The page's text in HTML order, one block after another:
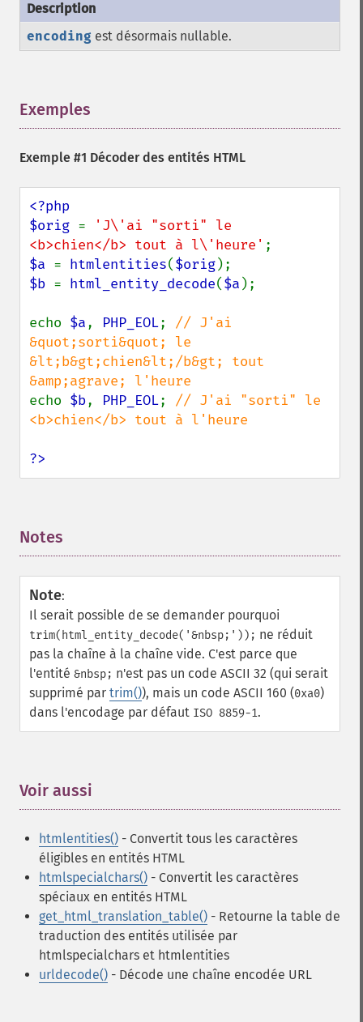
encoding est désormais nullable.
Exemples
Exemple #1 Décoder des entités HTML
<?php
$orig =
'J\'ai "sorti" le
<b>chien</b> tout à l\'heure'
$a = htmlentities($orig
$b = html_entity_decode($a );
echo $a, PHP_EOL; // J'ai
&quot;sorti&quot; le
&lt;b&gt;chien&lt;/b&gt; tout
echo $b, PHP_EOL; // J'ai "sorti" le
<b>chien</b> tout à l'heure
?>
Notes
Note:
Il serait possible de se demander pourquoi
trim(html_entity_decode('&nbsp;')); ne réduit
pas la chaîne à la chaîne vide. C'est parce que
l'entité &nbsp; n'est pas un code ASCII 32 (qui serait
supprimé par trim()), mais un code ASCII 160 (0xa0)
dans l'encodage par défaut ISO 8859-1.
Voir aussi
htmlentities() - Convertit tous les caractères
éligibles en entités HTML
htmlspecialchars() - Convertit les caractères
spéciaux en entités HTML
get_html_translation_table() - Retourne la table de
traduction des entités utilisée par
htmlspecialchars et htmlentities
urldecode() - Décode une chaîne encodée URL